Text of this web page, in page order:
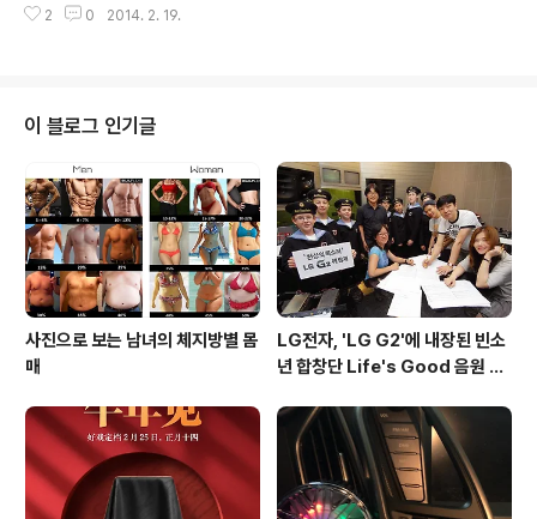
로이드 4...
레이를 탑재하였지만, 소니의 Xperia Z1 Compact처럼
LTE, 3G 및 듀얼SIM등 다양한 변종모델이 존재할 것으로
예상됩니다. 4.7인치 qHD(940 * 540) 디스플레이스냅
드래곤 400(또는 Nvidia Tegra 4i)2GB RAM8GB R
OM(microSD)후면 800만, 전면 200만 화소 카메라24
40mAh 배터리안드로이드 4.4 킷..
2 0 2014. 2. 19.
이 블로그 인기글
사진으로 보는 남녀의 체지방별 몸
매
LG전자, 'LG G2'에 내장된 빈소
년 합창단 Life's Good 음원 공